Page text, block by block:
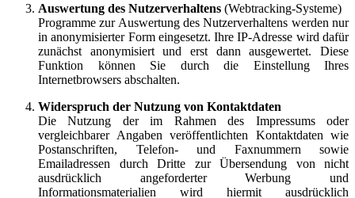
Auswertung des Nutzerverhaltens (Webtracking-Systeme)
Programme zur Auswertung des Nutzerverhaltens werden nur
in anonymisierter Form eingesetzt. Ihre IP-Adresse wird dafür
zunächst anonymisiert und erst dann ausgewertet. Diese
Funktion können Sie durch die Einstellung Ihres
Internetbrowsers abschalten.
Widerspruch der Nutzung von Kontaktdaten
Die Nutzung der im Rahmen des Impressums oder
vergleichbarer Angaben veröffentlichten Kontaktdaten wie
Postanschriften, Telefon- und Faxnummern sowie
Emailadressen durch Dritte zur Übersendung von nicht
ausdrücklich angeforderter Werbung und
Informationsmaterialien wird hiermit ausdrücklich